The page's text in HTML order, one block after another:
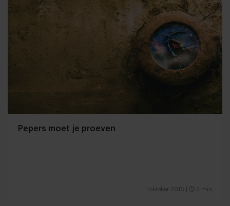
Pepers moet je proeven
1 oktober 2016 2 min